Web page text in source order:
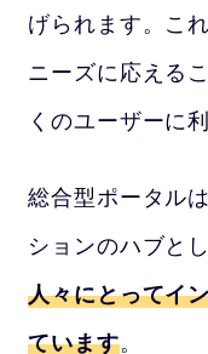
げられます。こ
ニーズに応える
くのユーザーに
総合型ポータル
ションのハブと
人々にとってイ
ています。